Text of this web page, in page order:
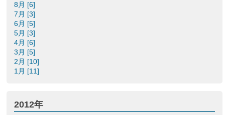
8月 [6]
7月 [3]
6月 [5]
5月 [3]
4月 [6]
3月 [5]
2月 [10]
1月 [11]
2012年